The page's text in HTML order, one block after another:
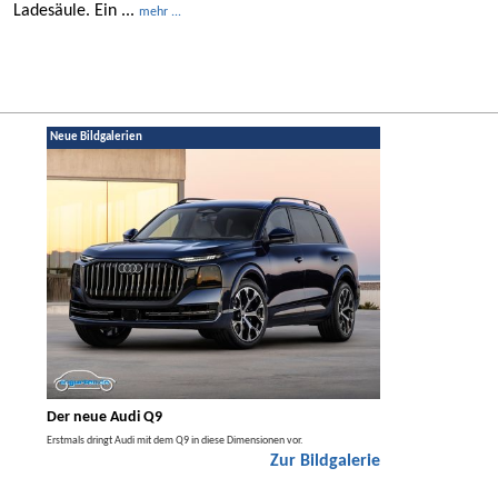
Ladesäule. Ein ... mehr ...
Neue Bildgalerien
Der neue Audi Q9
Erstmals dringt Audi mit dem Q9 in diese Dimensionen vor.
Zur Bildgalerie